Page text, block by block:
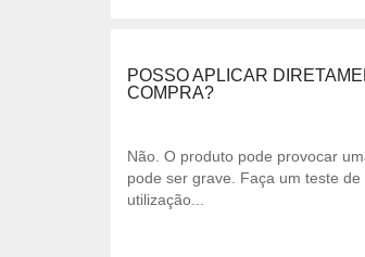
POSSO APLICAR
COMPRA?
Não. O produto pode provocar
pode ser grave. Faça um teste
utilização...